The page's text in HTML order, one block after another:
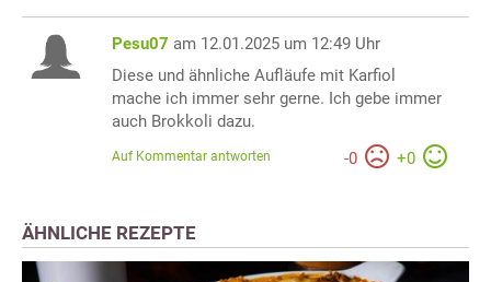
Pesu07 am 12.01.2025 um 12:49 Uhr
Diese und ähnliche Aufläufe mit Karfiol
mache ich immer sehr gerne. Ich gebe immer
auch Brokkoli dazu.
-0 +0
Auf Kommentar antworten
ÄHNLICHE REZEPTE